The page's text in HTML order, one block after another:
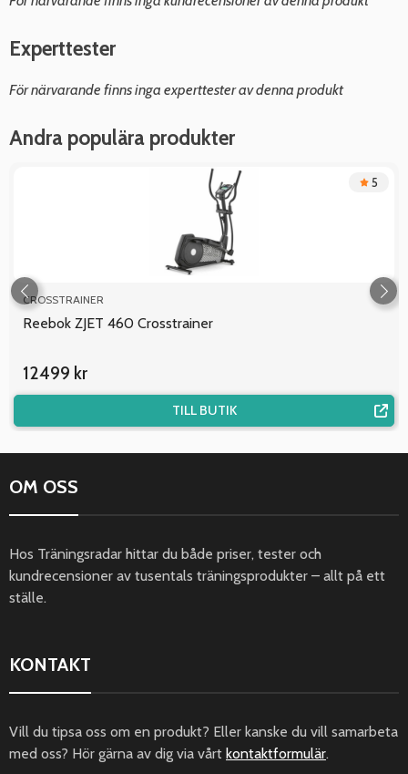
Experttester
För närvarande finns inga experttester av denna produkt
Andra populära produkter
5
CROSSTRAINER
Reebok ZJET 460 Crosstrainer
12499 kr
TILL BUTIK
OM OSS
Hos Träningsradar hittar du både priser, tester och
kundrecensioner av tusentals träningsprodukter – allt på ett
ställe.
KONTAKT
Vill du tipsa oss om en produkt? Eller kanske du vill samarbeta
med oss? Hör gärna av dig via vårt kontaktformulär.